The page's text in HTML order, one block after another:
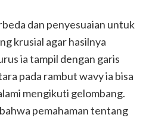
dan penyesuaian untuk
krusial agar hasilnya
ia tampil dengan garis
pada rambut wavy ia bisa
mengikuti gelombang.
pemahaman tentang